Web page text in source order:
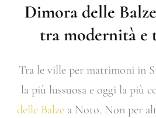
Dimora delle
tra modernità e
Tra le ville per matrimoni in
la più lussuosa e oggi la più
delle Balze a Noto. Non per